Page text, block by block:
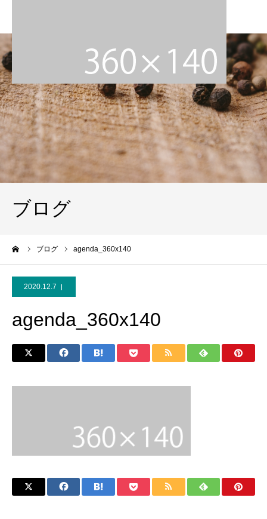
ブログ
ブログ agenda_360x140
2020.12.7
agenda_360x140